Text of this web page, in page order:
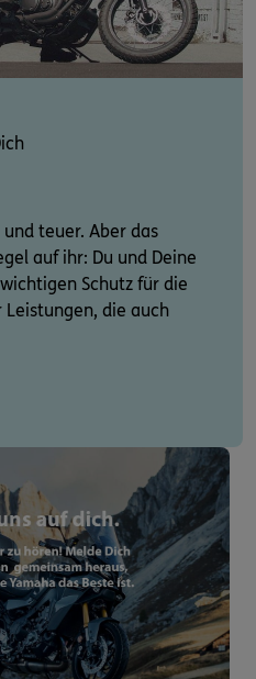
teuer. Aber das
auf ihr: Du und Deine
Schutz für die
die auch